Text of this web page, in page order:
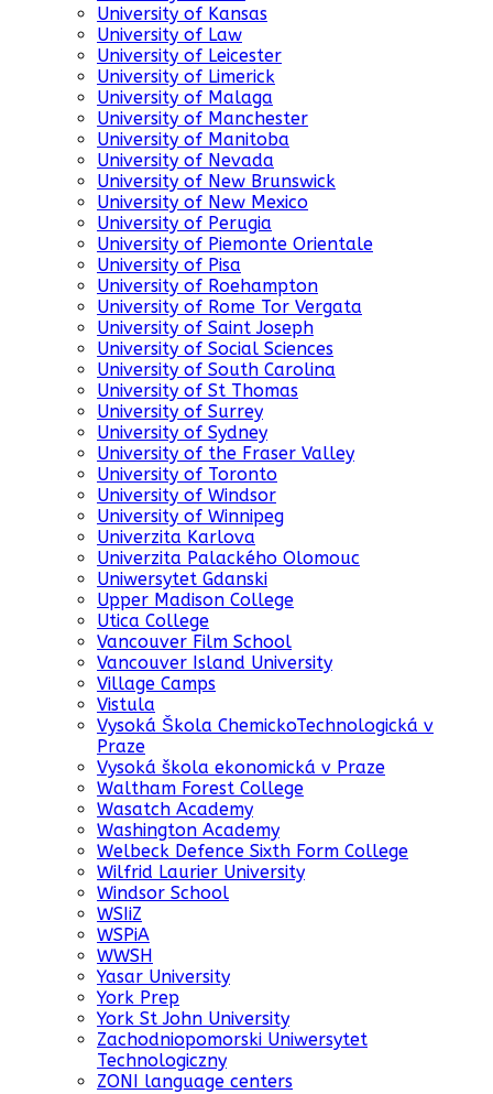
University of Kansas
University of Law
University of Leicester
University of Limerick
University of Malaga
University of Manchester
University of Manitoba
University of Nevada
University of New Brunswick
University of New Mexico
University of Perugia
University of Piemonte Orientale
University of Pisa
University of Roehampton
University of Rome Tor Vergata
University of Saint Joseph
University of Social Sciences
University of South Carolina
University of St Thomas
University of Surrey
University of Sydney
University of the Fraser Valley
University of Toronto
University of Windsor
University of Winnipeg
Univerzita Karlova
Univerzita Palackého Olomouc
Uniwersytet Gdanski
Upper Madison College
Utica College
Vancouver Film School
Vancouver Island University
Village Camps
Vistula
Vysoká Škola ChemickoTechnologická v
Praze
Vysoká škola ekonomická v Praze
Waltham Forest College
Wasatch Academy
Washington Academy
Welbeck Defence Sixth Form College
Wilfrid Laurier University
Windsor School
WSIiZ
WSPiA
WWSH
Yasar University
York Prep
York St John University
Zachodniopomorski Uniwersytet
Technologiczny
ZONI language centers